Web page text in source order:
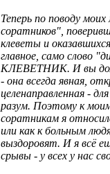
Теперь по поводу
соратников",
клеветы и
главное, само слово
КЛЕВЕТНИК. И вы
- она всегда явная,
целенаправленная -
разум. Поэтому к
соратникам я
или как к больным
выздоровят. И я всё
срывы - у всех у нас